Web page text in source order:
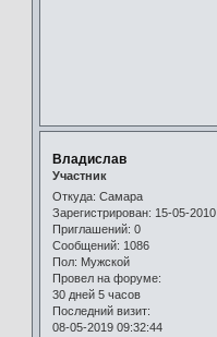
Владислав
Участник
Откуда: Самара
Зарегистрирован: 15-05-2010
Приглашений: 0
Сообщений: 1086
Пол: Мужской
Провел на форуме:
30 дней 5 часов
Последний визит:
08-05-2019 09:32:44